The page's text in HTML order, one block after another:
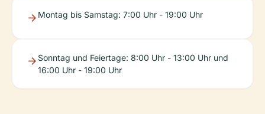
Montag bis Samstag: 7:00 Uhr - 19:00 Uhr
Sonntag und Feiertage: 8:00 Uhr - 13:00 Uhr und
16:00 Uhr - 19:00 Uhr